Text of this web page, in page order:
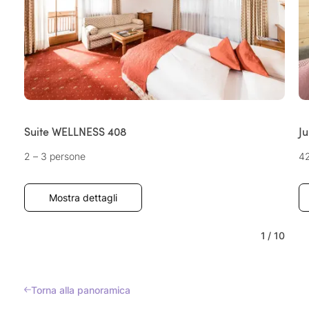
Suite WELLNESS 408
2 – 3 persone
Mostra dettagli
1 / 10
Torna alla panoramica